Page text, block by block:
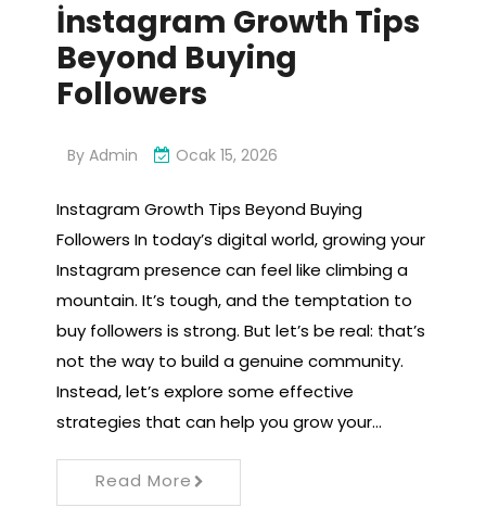
İnstagram Growth Tips
Beyond Buying
Followers
By Admin Ocak 15, 2026
Instagram Growth Tips Beyond Buying
Followers In today’s digital world, growing your
Instagram presence can feel like climbing a
mountain. It’s tough, and the temptation to
buy followers is strong. But let’s be real: that’s
not the way to build a genuine community.
Instead, let’s explore some effective
strategies that can help you grow your…
Read More